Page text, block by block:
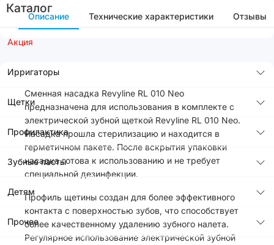
Каталог
Акция
Ирригаторы
Щетки
Профилактика
Зубные пасты
Детям
Прочее
Описание Технические характеристики Отзывы
Сменная насадка Revyline RL 010 Neo
предназначена для использования в комплекте с
электрической зубной щеткой Revyline RL 010 Neo.
Насадка прошла стерилизацию и находится в
герметичном пакете. После вскрытия упаковки
насадка готова к использованию и не требует
специальной дезинфекции.
Профиль щетины создан для более эффективного
контакта с поверхностью зубов, что способствует
более качественному удалению зубного налета.
Регулярное использование электрической зубной